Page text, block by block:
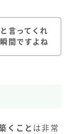
言ってくれ
間ですよね
くこと は非常